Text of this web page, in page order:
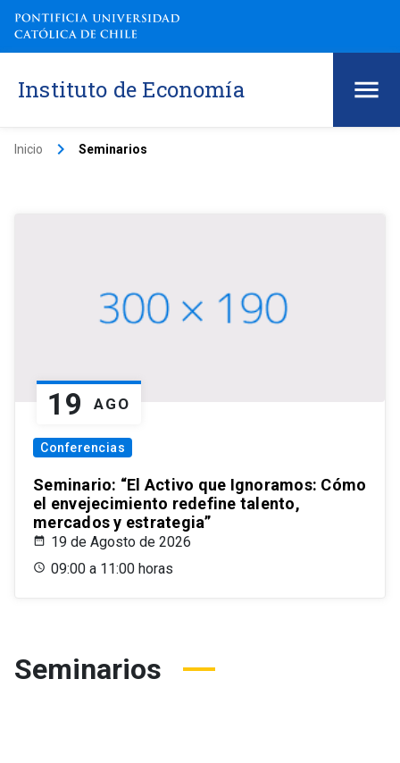
Instituto de Economía
Inicio keyboard_arrow_right Seminarios
19 AGO
Conferencias
Seminario: “El Activo que Ignoramos: Cómo
el envejecimiento redefine talento,
mercados y estrategia”
19 de Agosto de 2026
09:00 a 11:00 horas
Seminarios